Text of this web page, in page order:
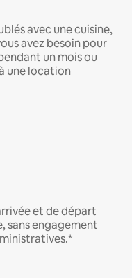
avec une cuisine,
avez besoin pour
un mois ou
une location
et de départ
sans engagement